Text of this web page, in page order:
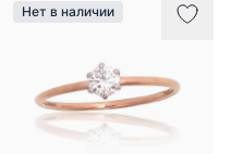
Нет в наличии